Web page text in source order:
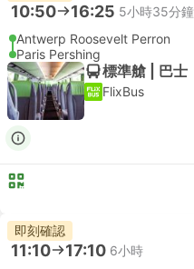
10:50 16:25 5小時35分鐘
Antwerp Roosevelt Perron
Paris Pershing
標準艙 | 巴士
FlixBus
即刻確認
11:10 17:10 6小時